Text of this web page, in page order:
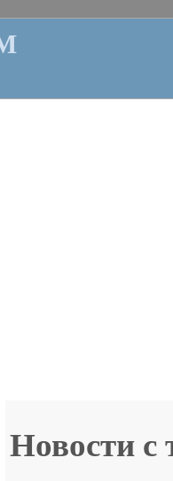
Новости с